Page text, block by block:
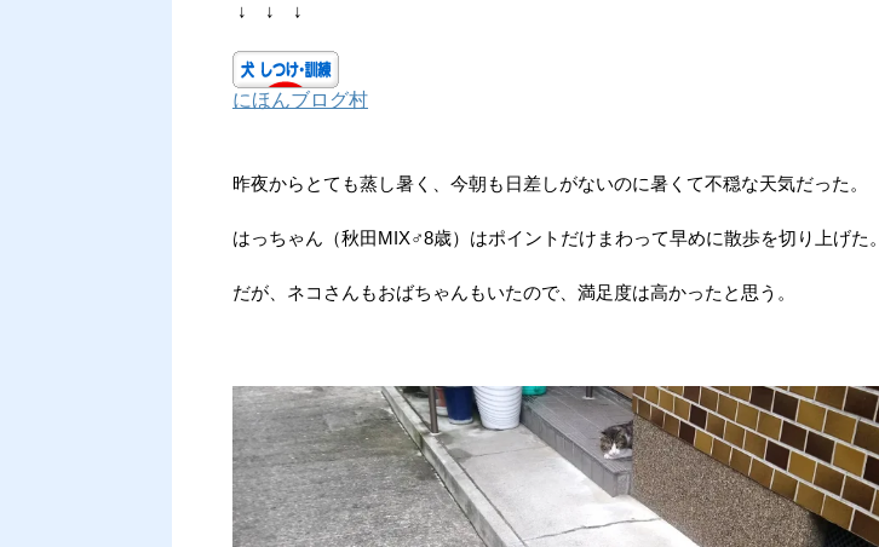
↓ ↓ ↓
にほんブログ村
昨夜からとても蒸し暑く、今朝も日差しがないのに暑くて不穏な天気だった。
はっちゃん（秋田MIX♂8歳）はポイントだけまわって早めに散歩を切り上げた。
だが、ネコさんもおばちゃんもいたので、満足度は高かったと思う。